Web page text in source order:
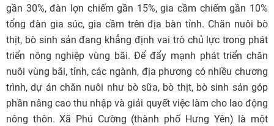
gần 30%, đàn lợn chiếm gần 15%, gia cầm chiếm gần 10%
tổng đàn gia súc, gia cầm trên địa bàn tỉnh. Chăn nuôi bò
thịt, bò sinh sản đang khẳng định vai trò chủ lực trong phát
triển nông nghiệp vùng bãi. Để đẩy mạnh phát triển chăn
nuôi vùng bãi, tỉnh, các ngành, địa phương có nhiều chương
trình, dự án chăn nuôi như bò sữa, bò thịt, bò sinh sản góp
phần nâng cao thu nhập và giải quyết việc làm cho lao động
nông thôn. Xã Phú Cường (thành phố Hưng Yên) là một